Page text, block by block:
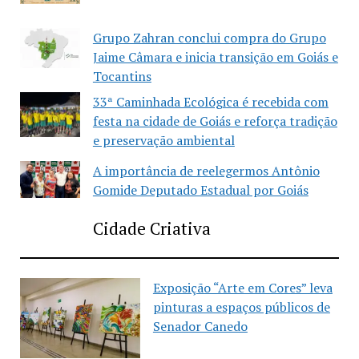
Grupo Zahran conclui compra do Grupo
Jaime Câmara e inicia transição em Goiás e
Tocantins
33ª Caminhada Ecológica é recebida com
festa na cidade de Goiás e reforça tradição
e preservação ambiental
A importância de reelegermos Antônio
Gomide Deputado Estadual por Goiás
Cidade Criativa
Exposição “Arte em Cores” leva
pinturas a espaços públicos de
Senador Canedo